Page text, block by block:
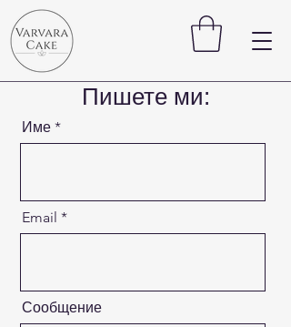
Пишете ми:
Име
Email
Сообщение